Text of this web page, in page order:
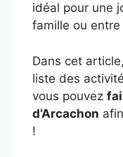
idéal pour une
famille ou entre
Dans cet
liste des
vous pouvez
d’Arcachon
!